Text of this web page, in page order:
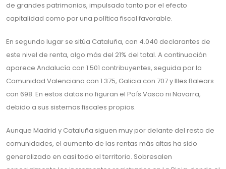
de grandes patrimonios, impulsado tanto por el efecto
capitalidad como por una política fiscal favorable.
En segundo lugar se sitúa Cataluña, con 4.040 declarantes de
este nivel de renta, algo más del 21% del total. A continuación
aparece Andalucía con 1.501 contribuyentes, seguida por la
Comunidad Valenciana con 1.375, Galicia con 707 y Illes Balears
con 698. En estos datos no figuran el País Vasco ni Navarra,
debido a sus sistemas fiscales propios.
Aunque Madrid y Cataluña siguen muy por delante del resto de
comunidades, el aumento de las rentas más altas ha sido
generalizado en casi todo el territorio. Sobresalen